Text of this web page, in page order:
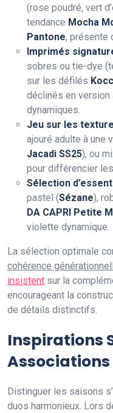
(rose poudré, vert
tendance Mocha
Pantone, présente
Imprimés
sobres ou tie-dye
sur les défilés
déclinés en version
dynamiques.
Jeu sur les
ajouré adulte à une
Jacadi SS25), ou
pour différencier
Sélection
pastel (Sézane),
DA CAPRI Petite
violette dynamique.
La sélection optimale
cohérence
insistent sur la
encourageant la
de détails distinctifs.
Inspirations
Associations
Distinguer les saisons
duos harmonieux. Lors